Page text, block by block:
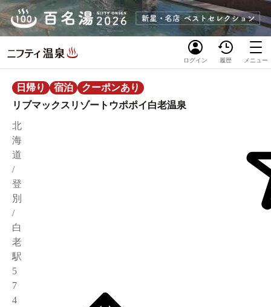
ログイン 履歴 メニュー
日帰り 宿泊
クーポンあり
リブマックスリゾートウポポイ白老温泉
北
海
道
/
登
別
/
白
老
駅
5
7
4